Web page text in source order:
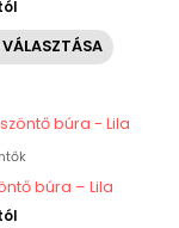
búra – Lila
Ennek